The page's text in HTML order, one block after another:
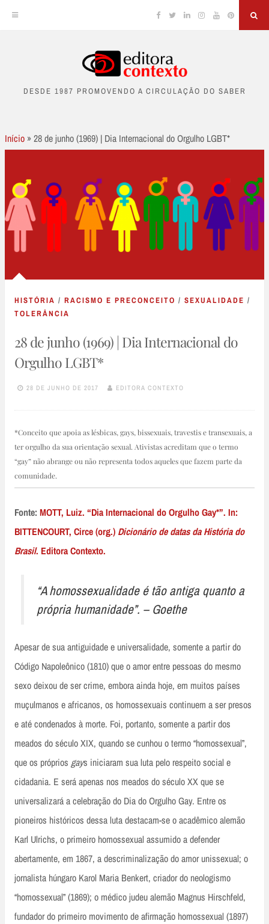
content
Facebook
TwitterLinkedinInstagram
YouTubePinterest
DESDE 1987 PROMOVENDO A CIRCULAÇÃO DO SABER
Início »28 de junho (1969) | Dia Internacional do Orgulho LGBT*
HISTÓRIA / RACISMO E PRECONCEITO / SEXUALIDADE /
TOLERÂNCIA
28 de junho (1969) | Dia Internacional do
Orgulho LGBT*
28 DE JUNHO DE 2017 EDITORA CONTEXTO
*Conceito que apoia as lésbicas, gays, bissexuais, travestis e transexuais, a
ter orgulho da sua orientação sexual. Ativistas acreditam que o termo
“gay” não abrange ou não representa todos aqueles que fazem parte da
comunidade.
Fonte: MOTT, Luiz. “Dia Internacional do Orgulho Gay*”. In:
BITTENCOURT, Circe (org.) Dicionário de datas da História do
Brasil. Editora Contexto.
“A homossexualidade é tão antiga quanto a
própria humanidade”. – Goethe
Apesar de sua antiguidade e universalidade, somente a partir do
Código Napoleônico (1810) que o amor entre pessoas do mesmo
sexo deixou de ser crime, embora ainda hoje, em muitos países
muçulmanos e africanos, os homossexuais continuem a ser presos
e até condenados à morte. Foi, portanto, somente a partir dos
meados do século XIX, quando se cunhou o termo “homossexual”,
que os próprios gays iniciaram sua luta pelo respeito social e
cidadania. E será apenas nos meados do século XX que se
universalizará a celebração do Dia do Orgulho Gay. Entre os
pioneiros históricos dessa luta destacam-se o acadêmico alemão
Karl Ulrichs, o primeiro homossexual assumido a defender
abertamente, em 1867, a descriminalização do amor unissexual; o
jornalista húngaro Karol Maria Benkert, criador do neologismo
“homossexual” (1869); o médico judeu alemão Magnus Hirschfeld,
fundador do primeiro movimento de afirmação homossexual (1897)